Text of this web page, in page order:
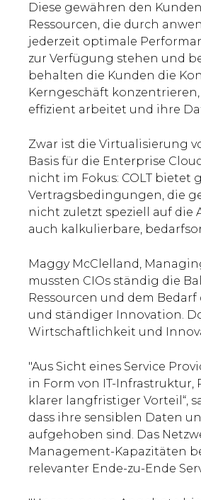
Diese gewähren den
Ressourcen, die durch
jederzeit optimale
zur Verfügung stehen und
behalten die Kunden die
Kerngeschäft
effizient arbeitet und ihre
Zwar ist die Virtualisierung
Basis für die Enterprise
nicht im Fokus: COLT bietet
Vertragsbedingungen, die
nicht zuletzt speziell auf die
auch kalkulierbare,
Maggy McClelland,
mussten CIOs ständig die
Ressourcen und dem
und ständiger Innovation.
Wirtschaftlichkeit und
"Aus Sicht eines Service
in Form von IT-Infrastruktur,
klarer langfristiger Vorteil“,
dass ihre sensiblen Daten
aufgehoben sind. Das
Management-Kapazitäten
relevanter Ende-zu-Ende